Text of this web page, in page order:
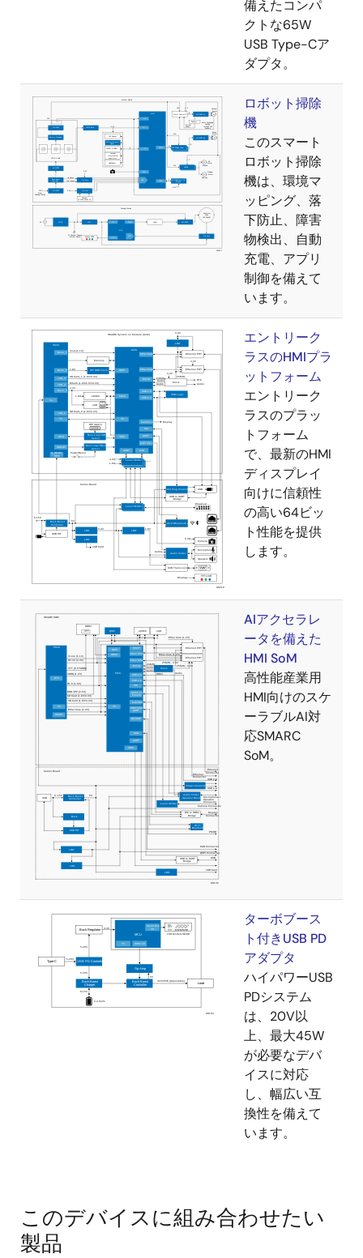
備えたコンパ
クトな65W
USB Type-Cア
ダプタ。
ロボット掃除
機
このスマート
ロボット掃除
機は、環境マ
ッピング、落
下防止、障害
物検出、自動
充電、アプリ
制御を備えて
います。
エントリーク
ラスのHMIプラ
ットフォーム
エントリーク
ラスのプラッ
トフォーム
で、最新のHMI
ディスプレイ
向けに信頼性
の高い64ビッ
ト性能を提供
します。
AIアクセラレ
ータを備えた
HMI SoM
高性能産業用
HMI向けのスケ
ーラブルAI対
応SMARC
SoM。
ターボブース
ト付きUSB PD
アダプタ
ハイパワーUSB
PDシステム
は、20V以
上、最大45W
が必要なデバ
イスに対応
し、幅広い互
換性を備えて
います。
このデバイスに組み合わせたい
製品